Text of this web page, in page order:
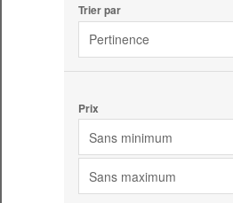
Trier par
Pertinence
Prix
Sans minimum
Sans maximum